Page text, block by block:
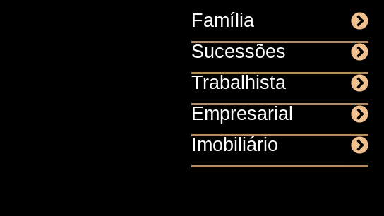
Família
Sucessões
Trabalhista
Empresarial
Imobiliário